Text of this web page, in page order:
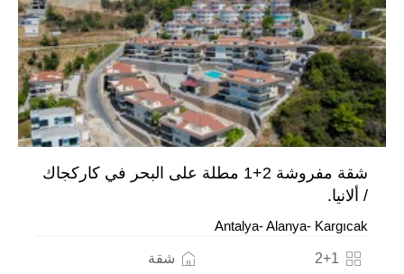
شقة مفروشة 2+1 مطلة على البحر في كاركجاك
/ ألانيا.
Antalya- Alanya- Kargıcak
شقة
2+1